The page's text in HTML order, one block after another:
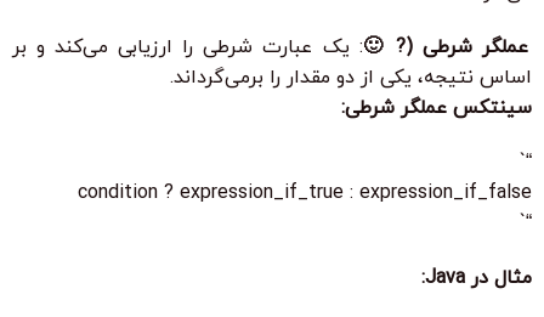
عملگر شرطی (? 🙂: یک عبارت شرطی را ارزیابی می‌کند و بر
اساس نتیجه، یکی از دو مقدار را برمی‌گرداند.
سینتکس عملگر شرطی:
“`
condition ? expression_if_true : expression_if_false
“`
مثال در Java: